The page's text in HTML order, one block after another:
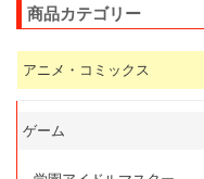
商品カテゴリー
アニメ・コミックス
ゲーム